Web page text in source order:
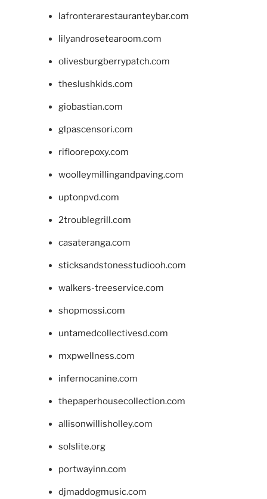
lafronterarestauranteybar.com
lilyandrosetearoom.com
olivesburgberrypatch.com
theslushkids.com
giobastian.com
glpascensori.com
rifloorepoxy.com
woolleymillingandpaving.com
uptonpvd.com
2troublegrill.com
casateranga.com
sticksandstonesstudiooh.com
walkers-treeservice.com
shopmossi.com
untamedcollectivesd.com
mxpwellness.com
infernocanine.com
thepaperhousecollection.com
allisonwillisholley.com
solslite.org
portwayinn.com
djmaddogmusic.com